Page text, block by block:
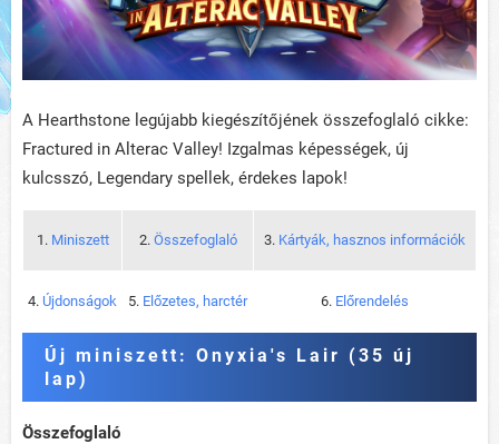
A Hearthstone legújabb kiegészítőjének összefoglaló cikke:
Fractured in Alterac Valley! Izgalmas képességek, új
kulcsszó, Legendary spellek, érdekes lapok!
1. Miniszett 2. Összefoglaló 3. Kártyák, hasznos információk
4. Újdonságok 5. Előzetes, harctér 6. Előrendelés
Új miniszett: Onyxia's Lair (35 új
lap)
Összefoglaló